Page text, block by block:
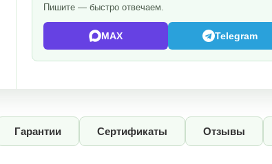
Пишите — быстро отвечаем.
MAX Telegram
Гарантии Сертификаты Отзывы